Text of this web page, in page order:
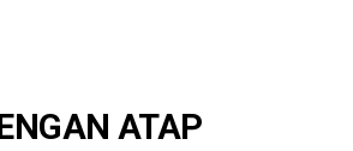
ATAP